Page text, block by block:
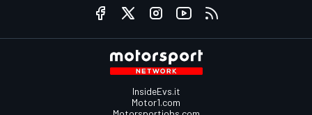
InsideEvs.it
Motor1.com